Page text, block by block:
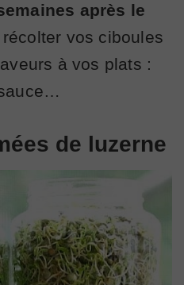
après le
vos ciboules
à vos plats :
de luzerne